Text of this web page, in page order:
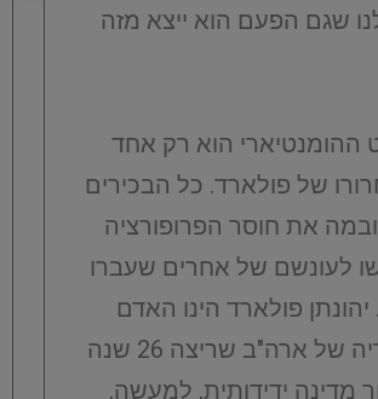
שגם הפעם הוא ייצא מזה
הוא רק אחד
של פולארד. כל הבכירים
את חוסר הפרופורציה
לעונשם של אחרים שעברו
פולארד הינו האדם
היחיד בהסטוריה של ארה"ב שריצה 26 שנה
מדינה ידידותית, למעשה,